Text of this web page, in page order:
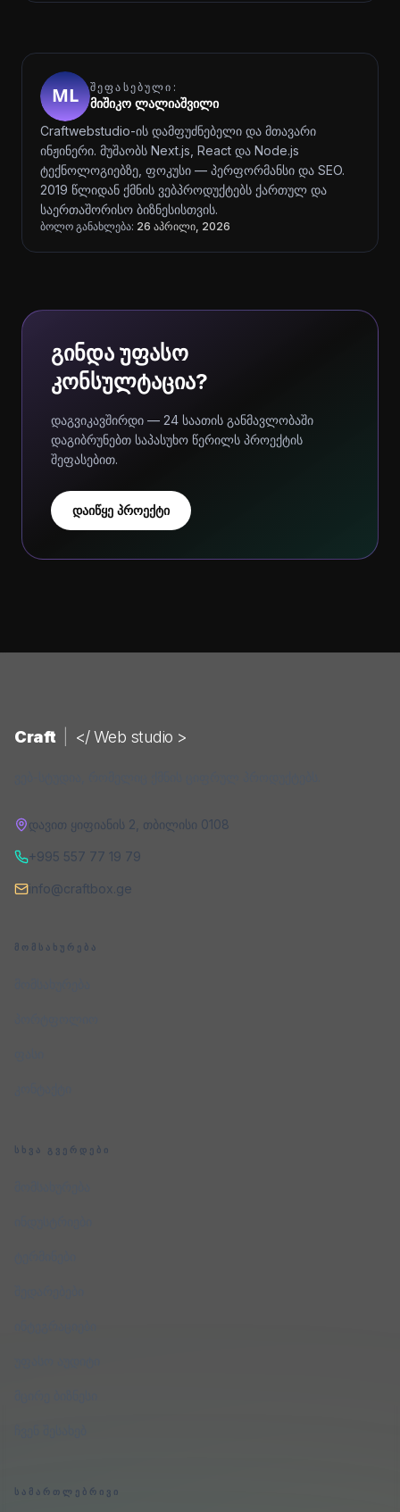
ᲨᲔᲤᲐᲡᲔᲑᲣᲚᲘ:
მიშიკო ლალიაშვილი
Craftwebstudio-ის დამფუძნებელი და მთავარი
ინჟინერი. მუშაობს Next.js, React და Node.js
ტექნოლოგიებზე, ფოკუსი — პერფორმანსი და SEO.
2019 წლიდან ქმნის ვებპროდუქტებს ქართულ და
საერთაშორისო ბიზნესისთვის.
ბოლო განახლება: 26 აპრილი, 2026
გინდა უფასო
კონსულტაცია?
დაგვიკავშირდი — 24 საათის განმავლობაში
დაგიბრუნებთ საპასუხო წერილს პროექტის
შეფასებით.
დაიწყე პროექტი
Craft </ Web studio >
დავით ყიფიანის 2 თბილისი 0108
+995 557 77 19 79
info@craftbox.ge
ᲛᲝᲛᲡᲐᲮᲣᲠᲔᲑᲐ
ᲡᲮᲕᲐ ᲒᲕᲔᲠᲓᲔᲑᲘ
ᲡᲐᲛᲐᲠᲗᲚᲔᲑᲠᲘᲕᲘ